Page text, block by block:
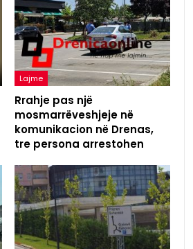
Lajme
Rrahje pas një
mosmarrëveshjeje në
komunikacion në Drenas,
tre persona arrestohen